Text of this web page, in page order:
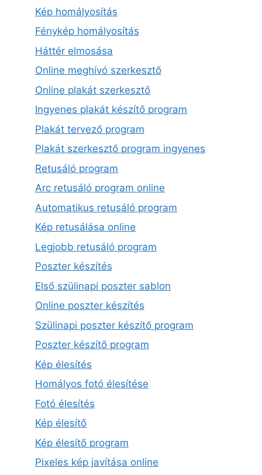
Kép homályosítás
Fénykép homályosítás
Háttér elmosása
Online meghívó szerkesztő
Online plakát szerkesztő
Ingyenes plakát készítő program
Plakát tervező program
Plakát szerkesztő program ingyenes
Retusáló program
Arc retusáló program online
Automatikus retusáló program
Kép retusálása online
Legjobb retusáló program
Poszter készítés
Első szülinapi poszter sablon
Online poszter készítés
Szülinapi poszter készítő program
Poszter készítő program
Kép élesítés
Homályos fotó élesítése
Fotó élesítés
Kép élesítő
Kép élesítő program
Pixeles kép javítása online